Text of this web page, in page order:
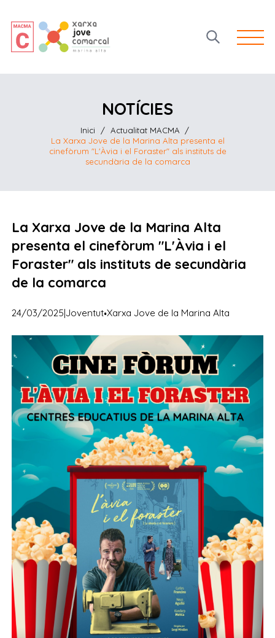
Open
NOTÍCIES
Inici / Actualitat MACMA
/
La Xarxa Jove de la Marina Alta presenta el
cinefòrum "L'Àvia i el Foraster" als instituts de
secundària de la comarca
La Xarxa Jove de la Marina Alta
presenta el cinefòrum "L'Àvia i el
Foraster" als instituts de secundària
de la comarca
24/03/2025|Joventut·Xarxa Jove de la Marina Alta